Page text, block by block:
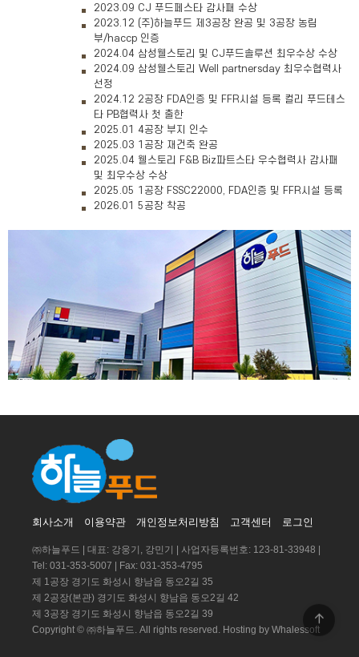
2023.09 CJ 푸드페스타 감사패 수상
2023.12 (주)하늘푸드 제3공장 완공 및 3공장 농림
부/haccp 인증
2024.04 삼성웰스토리 및 CJ푸드솔루션 최우수상 수상
2024.09 삼성웰스토리 Well partnersday 최우수협력사
선정
2024.12 2공장 FDA인증 및 FFR시설 등록 컬리 푸드테스
타 PB협력사 첫 출한
2025.01 4공장 부지 인수
2025.03 1공장 재건축 완공
2025.04 웰스토리 F&B Biz파트스타 우수협력사 감사패
및 최우수상 수상
2025.05 1공장 FSSC22000, FDA인증 및 FFR시설 등록
2026.01 5공장 착공
회사소개 이용약관 개인정보처리방침 고객센터 로그인
㈜하늘푸드 | 대표: 강웅기, 강민기 | 사업자등록번호: 123-81-33948 |
Tel: 031-353-5007 | Fax: 031-353-4795
제 1공장 경기도 화성시 향남읍 동오2길 35
제 2공장(본관) 경기도 화성시 향남읍 동오2길 42
제 3공장 경기도 화성시 향남읍 동오2길 39
Copyright © ㈜하늘푸드. All rights reserved. Hosting by Whalessoft